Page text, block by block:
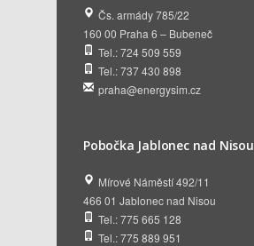
Čs. armády 785/22
160 00 Praha 6 – Bubeneč
Tel.: 724 509 559
Tel.: 737 430 898
praha@energysim.cz
Pobočka Jablonec nad Nisou
Mírové Náměstí 492/11
466 01 Jablonec nad Nisou
Tel.: 775 665 128
Tel.: 775 889 951